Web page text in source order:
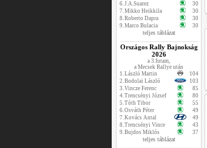
6.J.A.Suarez
30
7.Mikko Heikkila
30
8.Roberto Dapra
30
9.Marco Bulacia 30
teljes táblázat
Országos Rally Bajnokság
2026
a 3.futam,
a Mecsek Rallye után
1.László Martin
104
2.Bodolai László
103
3.Vincze Ferenc
85
4.Trencsényi József
80
5.Tóth Tibor
55
6.Osváth Péter
49
7.Kovács Antal
49
8.Trencsényi Vince
43
9.Bujdos Miklós 37
teljes táblázat